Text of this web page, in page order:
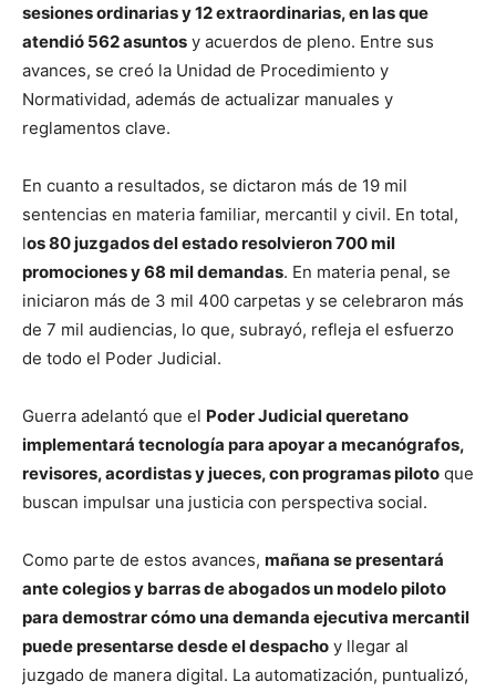
sesiones ordinarias y 12 extraordinarias, en las que
atendió 562 asuntos y acuerdos de pleno. Entre sus
avances, se creó la Unidad de Procedimiento y
Normatividad, además de actualizar manuales y
reglamentos clave.
En cuanto a resultados, se dictaron más de 19 mil
sentencias en materia familiar, mercantil y civil. En total,
los 80 juzgados del estado resolvieron 700 mil
promociones y 68 mil demandas. En materia penal, se
iniciaron más de 3 mil 400 carpetas y se celebraron más
de 7 mil audiencias, lo que, subrayó, refleja el esfuerzo
de todo el Poder Judicial.
Guerra adelantó que el Poder Judicial queretano
implementará tecnología para apoyar a mecanógrafos,
revisores, acordistas y jueces, con programas piloto que
buscan impulsar una justicia con perspectiva social.
Como parte de estos avances, mañana se presentará
ante colegios y barras de abogados un modelo piloto
para demostrar cómo una demanda ejecutiva mercantil
puede presentarse desde el despacho y llegar al
juzgado de manera digital. La automatización, puntualizó,